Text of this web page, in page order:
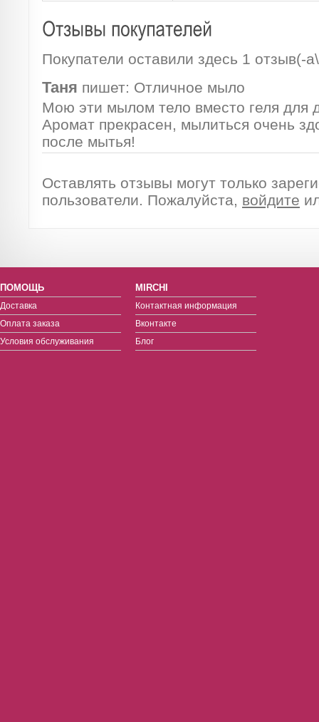
Покупатели оставили здесь 1 отзыв(-
Таня пишет: Отличное мыло
Мою эти мылом тело вместо геля для
Аромат прекрасен, мылиться очень
после мытья!
Оставлять отзывы могут только
пользователи. Пожалуйста, войдите
ПОМОЩЬ
Доставка
Оплата заказа
Условия обслуживания
MIRCHI
Контактная информация
Вконтакте
Блог